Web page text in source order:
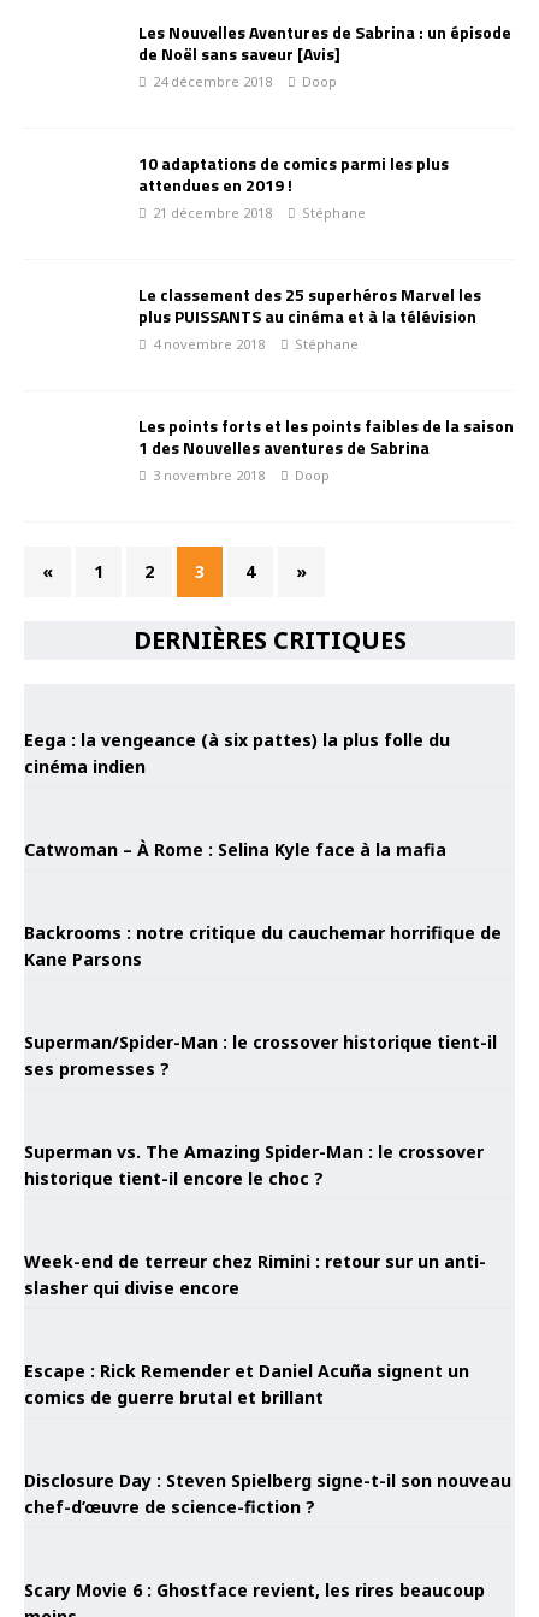
Les Nouvelles Aventures de Sabrina : un épisode
de Noël sans saveur [Avis]
24 décembre 2018 Doop
10 adaptations de comics parmi les plus
attendues en 2019 !
21 décembre 2018 Stéphane
Le classement des 25 superhéros Marvel les
plus PUISSANTS au cinéma et à la télévision
4 novembre 2018 Stéphane
Les points forts et les points faibles de la saison
1 des Nouvelles aventures de Sabrina
3 novembre 2018 Doop
« 1 2 3 4 »
DERNIÈRES CRITIQUES
Eega : la vengeance (à six pattes) la plus folle du
cinéma indien
Catwoman – À Rome : Selina Kyle face à la mafia
Backrooms : notre critique du cauchemar horrifique de
Kane Parsons
Superman/Spider-Man : le crossover historique tient-il
ses promesses ?
Superman vs. The Amazing Spider-Man : le crossover
historique tient-il encore le choc ?
Week-end de terreur chez Rimini : retour sur un anti-
slasher qui divise encore
Escape : Rick Remender et Daniel Acuña signent un
comics de guerre brutal et brillant
Disclosure Day : Steven Spielberg signe-t-il son nouveau
chef-d’œuvre de science-fiction ?
Scary Movie 6 : Ghostface revient, les rires beaucoup